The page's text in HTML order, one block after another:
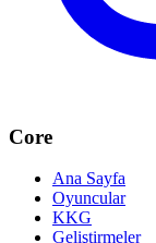
Core
Ana Sayfa
Oyuncular
KKG
Geliştirmeler